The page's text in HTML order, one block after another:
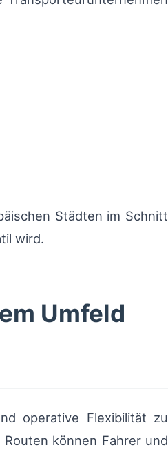
Städten im Schnitt
wird.
Umfeld
operative Flexibilität zu
können Fahrer und